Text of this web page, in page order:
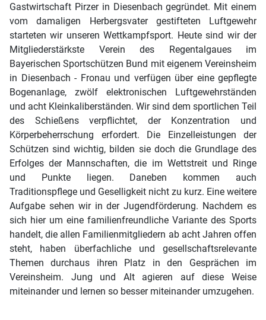
Gastwirtschaft Pirzer in Diesenbach gegründet. Mit einem
vom damaligen Herbergsvater gestifteten Luftgewehr
starteten wir unseren Wettkampfsport. Heute sind wir der
Mitgliederstärkste Verein des Regentalgaues im
Bayerischen Sportschützen Bund mit eigenem Vereinsheim
in Diesenbach - Fronau und verfügen über eine gepflegte
Bogenanlage, zwölf elektronischen Luftgewehrständen
und acht Kleinkaliberständen. Wir sind dem sportlichen Teil
des Schießens verpflichtet, der Konzentration und
Körperbeherrschung erfordert. Die Einzelleistungen der
Schützen sind wichtig, bilden sie doch die Grundlage des
Erfolges der Mannschaften, die im Wettstreit und Ringe
und Punkte liegen. Daneben kommen auch
Traditionspflege und Geselligkeit nicht zu kurz. Eine weitere
Aufgabe sehen wir in der Jugendförderung. Nachdem es
sich hier um eine familienfreundliche Variante des Sports
handelt, die allen Familienmitgliedern ab acht Jahren offen
steht, haben überfachliche und gesellschaftsrelevante
Themen durchaus ihren Platz in den Gesprächen im
Vereinsheim. Jung und Alt agieren auf diese Weise
miteinander und lernen so besser miteinander umzugehen.